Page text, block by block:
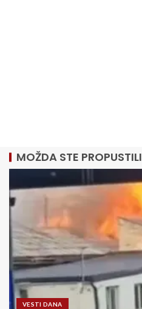
MOŽDA STE PROPUSTILI
VESTI DANA